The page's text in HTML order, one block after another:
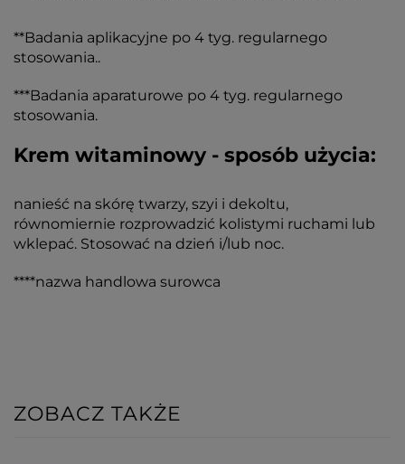
**Badania aplikacyjne po 4 tyg. regularnego
stosowania..
***Badania aparaturowe po 4 tyg. regularnego
stosowania.
Krem witaminowy - sposób użycia:
nanieść na skórę twarzy, szyi i dekoltu,
równomiernie rozprowadzić kolistymi ruchami lub
wklepać. Stosować na dzień i/lub noc.
****nazwa handlowa surowca
ZOBACZ TAKŻE